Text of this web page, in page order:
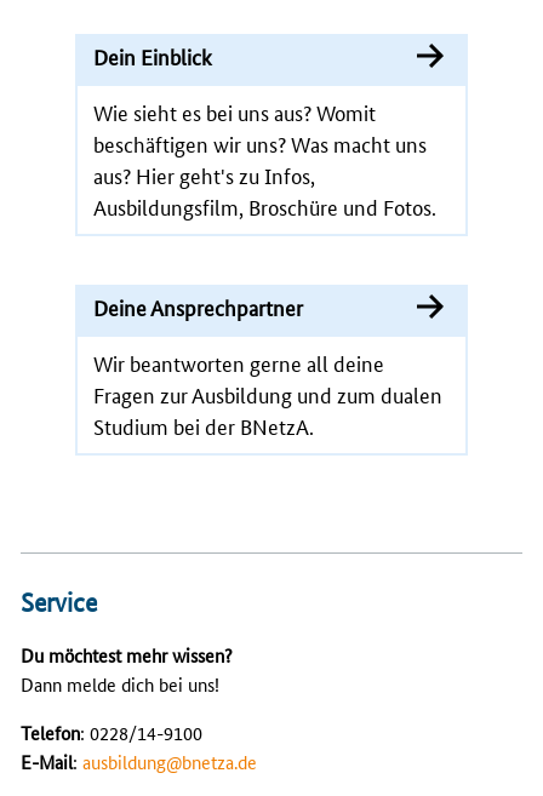
Dein Einblick
Wie sieht es bei uns aus? Womit
beschäftigen wir uns? Was macht uns
aus? Hier geht's zu Infos,
Ausbildungsfilm, Broschüre und Fotos.
Deine Ansprechpartner
Wir beantworten gerne all deine
Fragen zur Ausbildung und zum dualen
Studium bei der BNetzA.
Service
Du möchtest mehr wissen?
Dann melde dich bei uns!
Telefon: 0228/14-9100
E-Mail: ausbildung@bnetza.de